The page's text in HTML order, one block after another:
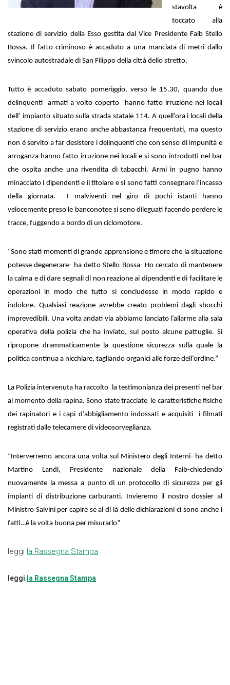
stavolta è
toccato alla
stazione di servizio della Esso gestita dal Vice Presidente Faib Stello
Bossa. Il fatto criminoso è accaduto a una manciata di metri dallo
svincolo autostradale di San Filippo della città dello stretto.
Tutto è accaduto sabato pomeriggio, verso le 15.30, quando due
delinquenti armati a volto coperto hanno fatto irruzione nei locali
dell’ impianto situato sulla strada statale 114. A quell’ora i locali della
stazione di servizio erano anche abbastanza frequentati, ma questo
non è servito a far desistere i delinquenti che con senso di impunità e
arroganza hanno fatto irruzione nei locali e si sono introdotti nel bar
che ospita anche una rivendita di tabacchi. Armi in pugno hanno
minacciato i dipendenti e il titolare e si sono fatti consegnare l’incasso
della giornata. I malviventi nel giro di pochi istanti hanno
velocemente preso le banconotee si sono dileguati facendo perdere le
tracce, fuggendo a bordo di un ciclomotore.
“Sono stati momenti di grande apprensione e timore che la situazione
potesse degenerare- ha detto Stello Bossa- Ho cercato di mantenere
la calma e di dare segnali di non reazione ai dipendenti e di facilitare le
operazioni in modo che tutto si concludesse in modo rapido e
indolore. Qualsiasi reazione avrebbe creato problemi dagli sbocchi
imprevedibili. Una volta andati via abbiamo lanciato l’allarme alla sala
operativa della polizia che ha inviato, sul posto alcune pattuglie. Si
ripropone drammaticamente la questione sicurezza sulla quale la
politica continua a nicchiare, tagliando organici alle forze dell’ordine.”
La Polizia intervenuta ha raccolto la testimonianza dei presenti nel bar
al momento della rapina. Sono state tracciate le caratteristiche fisiche
dei rapinatori e i capi d’abbigliamento indossati e acquisiti i filmati
registrati dalle telecamere di videosorveglianza.
“Interverremo ancora una volta sul Ministero degli Interni- ha detto
Martino Landi, Presidente nazionale della Faib-chiedendo
nuovamente la messa a punto di un protocollo di sicurezza per gli
impianti di distribuzione carburanti. Invieremo il nostro dossier al
Ministro Salvini per capire se al di là delle dichiarazioni ci sono anche i
fatti…è la volta buona per misurarlo”
leggi la Rassegna Stampa
leggi la Rassegna Stampa